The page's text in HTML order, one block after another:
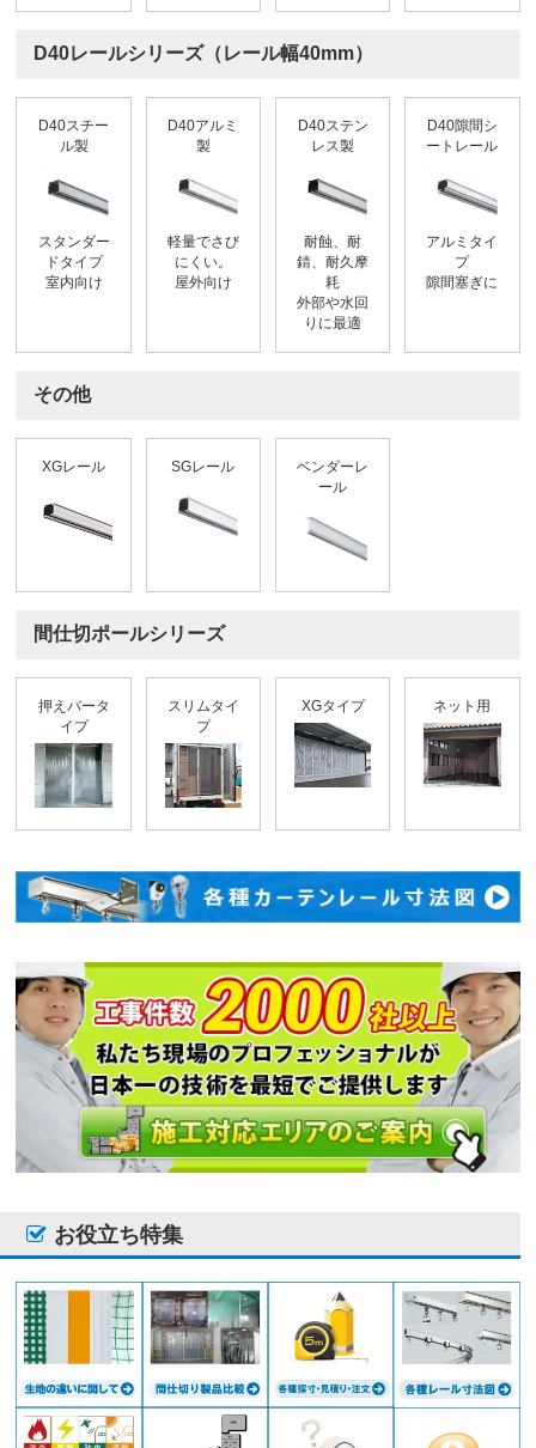
D40レールシリーズ（レール幅40mm）
D40スチー
ル製
スタンダー
ドタイプ
室内向け
D40アルミ
製
軽量でさび
にくい。
屋外向け
D40ステン
レス製
耐蝕、耐
錆、耐久摩
耗
外部や水回
りに最適
D40隙間シ
ートレール
アルミタイ
プ
隙間塞ぎに
その他
XGレール SGレール
ベンダーレ
ール
間仕切ポールシリーズ
押えバータ
イプ
スリムタイ
プ
XGタイプ ネット用
お役立ち特集